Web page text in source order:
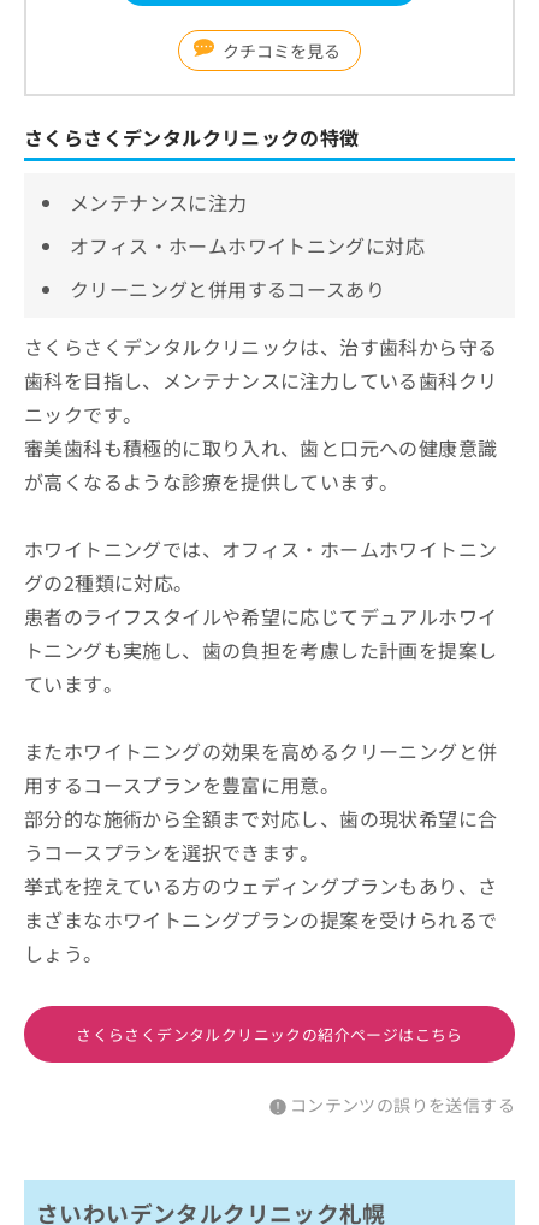
クチコミを見る
さくらさくデンタルクリニックの特徴
メンテナンスに注力
オフィス・ホームホワイトニングに対応
クリーニングと併用するコースあり
さくらさくデンタルクリニックは、治す歯科から守る
歯科を目指し、メンテナンスに注力している歯科クリ
ニックです。
審美歯科も積極的に取り入れ、歯と口元への健康意識
が高くなるような診療を提供しています。
ホワイトニングでは、オフィス・ホームホワイトニン
グの2種類に対応。
患者のライフスタイルや希望に応じてデュアルホワイ
トニングも実施し、歯の負担を考慮した計画を提案し
ています。
またホワイトニングの効果を高めるクリーニングと併
用するコースプランを豊富に用意。
部分的な施術から全額まで対応し、歯の現状希望に合
うコースプランを選択できます。
挙式を控えている方のウェディングプランもあり、さ
まざまなホワイトニングプランの提案を受けられるで
しょう。
さくらさくデンタルクリニックの紹介ページはこちら
コンテンツの誤りを送信する
さいわいデンタルクリニック札幌